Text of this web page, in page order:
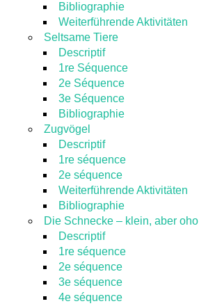
Bibliographie
Weiterführende Aktivitäten
Seltsame Tiere
Descriptif
1re Séquence
2e Séquence
3e Séquence
Bibliographie
Zugvögel
Descriptif
1re séquence
2e séquence
Weiterführende Aktivitäten
Bibliographie
Die Schnecke – klein, aber oho
Descriptif
1re séquence
2e séquence
3e séquence
4e séquence